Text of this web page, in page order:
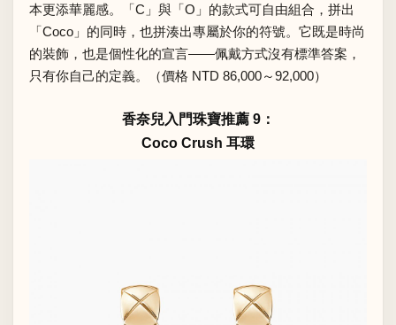
本更添華麗感。「C」與「O」的款式可自由組合，拼出
「Coco」的同時，也拼湊出專屬於你的符號。它既是時尚
的裝飾，也是個性化的宣言——佩戴方式沒有標準答案，
只有你自己的定義。（價格 NTD 86,000～92,000）
香奈兒入門珠寶推薦 9：
Coco Crush 耳環